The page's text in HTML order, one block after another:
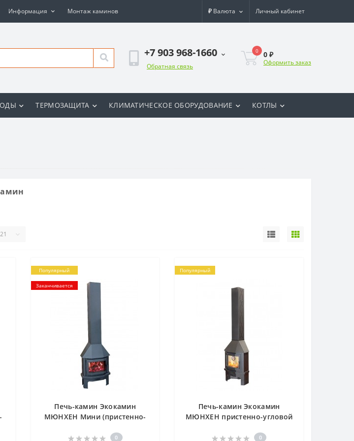
Информация Монтаж каминов ₽ Валюта Личный кабинет
+7 903 968-1660
Обратная связь
0 0 ₽
Оформить заказ
ТЕРМОЗАЩИТА КЛИМАТИЧЕСКОЕ ОБОРУДОВАНИЕ КОТЛЫ
Популярный
Заканчивается
Печь-камин Экокамин
МЮНХЕН Мини (пристенно-
0
Популярный
Печь-камин Экокамин
МЮНХЕН пристенно-угловой
0